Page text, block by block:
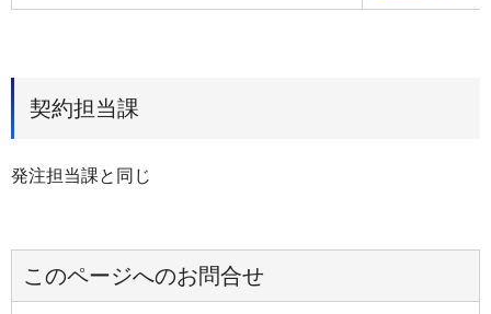
契約担当課
発注担当課と同じ
このページへのお問合せ